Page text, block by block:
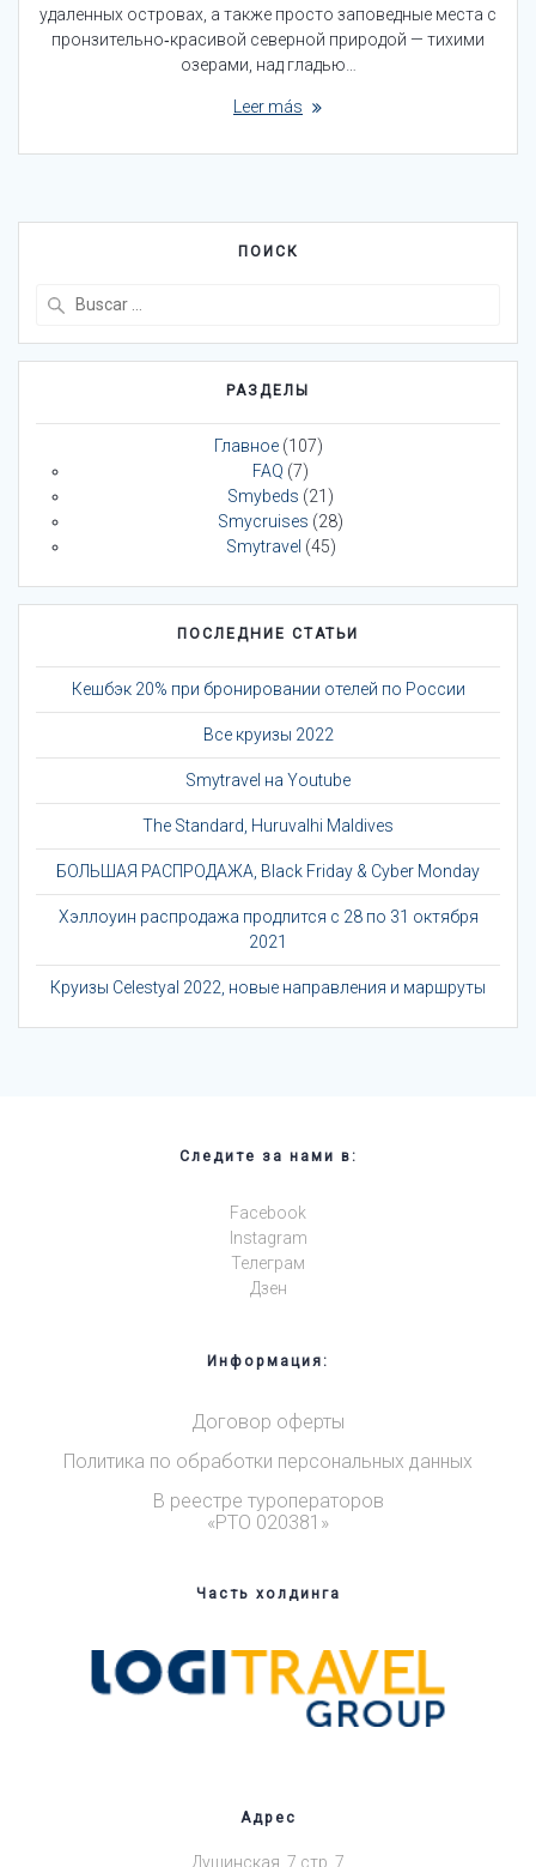
удаленных островах, а также просто заповедные места с
пронзительно‑красивой северной природой — тихими
озерами, над гладью…
Leer más
ПОИСК
РАЗДЕЛЫ
Главное(107)
FAQ (7)
Smybeds (21)
Smycruises (28)
Smytravel (45)
ПОСЛЕДНИЕ СТАТЬИ
Кешбэк 20% при бронировании отелей по России
Все круизы 2022
Smytravel на Youtube
The Standard, Huruvalhi Maldives
БОЛЬШАЯ РАСПРОДАЖА, Black Friday & Cyber Monday
Хэллоуин распродажа продлится с 28 по 31 октября
2021
Круизы Celestyal 2022, новые направления и маршруты
Следите за нами в:
Facebook
Instagram
Телеграм
Дзен
Информация:
Договор оферты
Политика по обработки персональных данных
В реестре туроператоров
«РТО 020381»
Часть холдинга
Адрес
Душинская, 7 стр. 7